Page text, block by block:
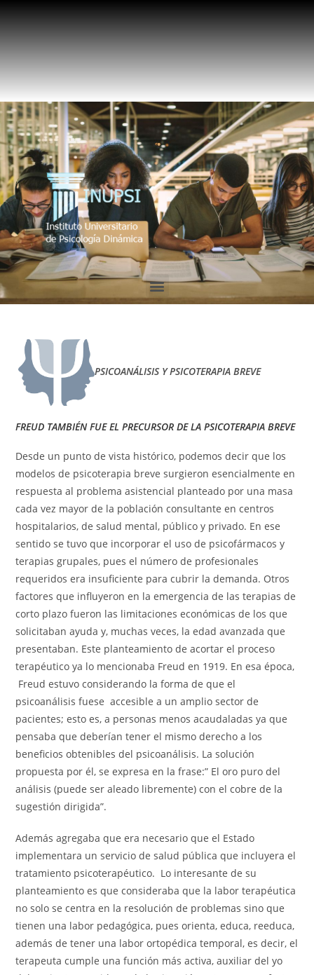
PSICOANÁLISIS Y PSICOTERAPIA BREVE
FREUD TAMBIÉN FUE EL PRECURSOR DE LA PSICOTERAPIA BREVE
Desde un punto de vista histórico, podemos decir que los
modelos de psicoterapia breve surgieron esencialmente en
respuesta al problema asistencial planteado por una masa
cada vez mayor de la población consultante en centros
hospitalarios, de salud mental, público y privado. En ese
sentido se tuvo que incorporar el uso de psicofármacos y
terapias grupales, pues el número de profesionales
requeridos era insuficiente para cubrir la demanda. Otros
factores que influyeron en la emergencia de las terapias de
corto plazo fueron las limitaciones económicas de los que
solicitaban ayuda y, muchas veces, la edad avanzada que
presentaban. Este planteamiento de acortar el proceso
terapéutico ya lo mencionaba Freud en 1919. En esa época,
Freud estuvo considerando la forma de que el
psicoanálisis fuese accesible a un amplio sector de
pacientes; esto es, a personas menos acaudaladas ya que
pensaba que deberían tener el mismo derecho a los
beneficios obtenibles del psicoanálisis. La solución
propuesta por él, se expresa en la frase:” El oro puro del
análisis (puede ser aleado libremente) con el cobre de la
sugestión dirigida”.
Además agregaba que era necesario que el Estado
implementara un servicio de salud pública que incluyera el
tratamiento psicoterapéutico. Lo interesante de su
planteamiento es que consideraba que la labor terapéutica
no solo se centra en la resolución de problemas sino que
tienen una labor pedagógica, pues orienta, educa, reeduca,
además de tener una labor ortopédica temporal, es decir, el
terapeuta cumple una función más activa, auxiliar del yo